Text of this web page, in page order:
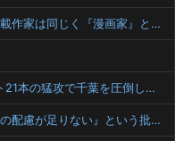
ワンピース尾田っち「僕とその辺の連載作家は同じく『漫画家』と呼ばれるけど、それが不満で。」
【J1第1節 広島×千葉】広島はシュート21本の猛攻で千葉を圧倒しホーム開幕戦を飾る！海外から復帰の川村がいきなりゴール
ドワンゴ川上「みい山への『障害者への配慮が足りない』という批判は害悪。障害者に関わると損をするのは事実。」